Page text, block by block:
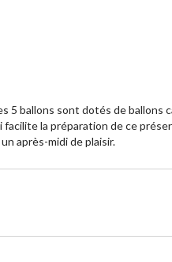
5 ballons sont dotés de ballons
la préparation de ce
après-midi de plaisir.